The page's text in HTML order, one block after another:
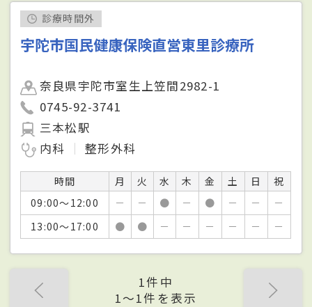
診療時間外
宇陀市国民健康保険直営東里診療所
奈良県宇陀市室生上笠間2982-1
0745-92-3741
三本松駅
内科
整形外科
時間 月 火 水 木 金 土 日
祝
09:00～12:00
－ － ● － ● － －
－
13:00～17:00
● ● － － － － － －
1件中
1〜1件を表示